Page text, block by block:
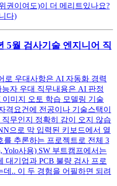
권이여도)이 더 메리트있나요?
다)
5월 검사기술 엔지니어 직
로 우대사항은 AI 자동화 경력
자 우대 직무내용은 AI 판정
미지 오토 학습 모델링 기술
격요건에 전공이나 기술스택이
무인지 정확히 감이 오지 않습
으로 막 입력된 키보드에서 열
를 추론하는 프로젝트로 전체 3
Yolo사용) SW 부트캠프에서는
대기업과 PCB 불량 검사 프로
데.. 이 두 경험을 어필하면 되려